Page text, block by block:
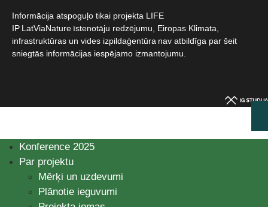
Informācija atspoguļo tikai projekta LIFE
IP LatViaNature īstenotāju redzējumu, Eiropas Klimata,
infrastruktūras un vides izpildaģentūra nav atbildīga par šeit
sniegtās informācijas iespējamo izmantojumu.​
Konference 2025
Par projektu
Mērķi un uzdevumi
Plānotie ieguvumi